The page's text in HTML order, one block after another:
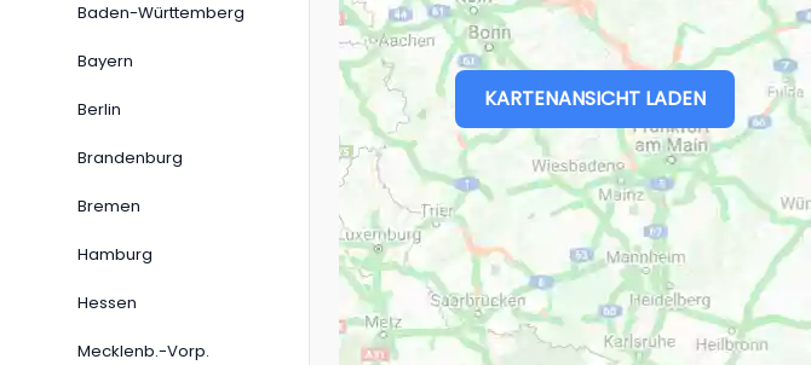
Baden-Württemberg
Bayern
Berlin
Brandenburg
Bremen
Hamburg
Hessen
Mecklenb.-Vorp.
KARTENANSICHT LADEN